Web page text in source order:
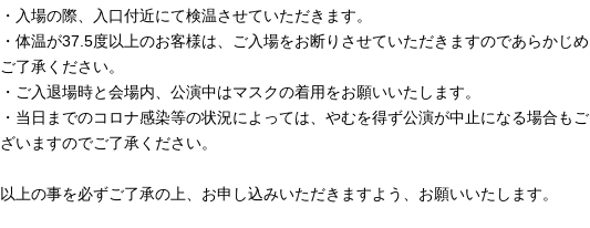
・入場の際、入口付近にて検温させていただきます。
・体温が37.5度以上のお客様は、ご入場をお断りさせていただきますのであらかじめ
ご了承ください。
・ご入退場時と会場内、公演中はマスクの着用をお願いいたします。
・当日までのコロナ感染等の状況によっては、やむを得ず公演が中止になる場合もご
ざいますのでご了承ください。
以上の事を必ずご了承の上、お申し込みいただきますよう、お願いいたします。